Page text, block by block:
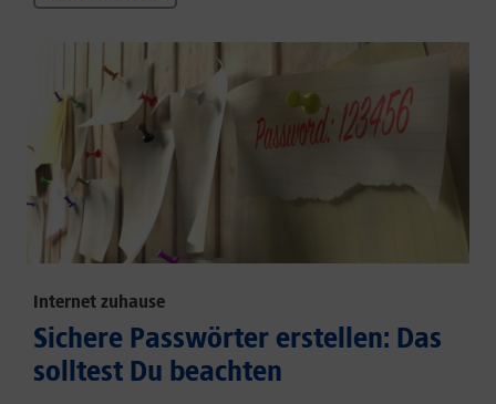
Internet zuhause
Sichere Passwörter erstellen: Das
solltest Du beachten